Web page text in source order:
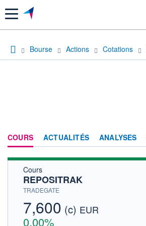
Menu
Bourse Actions Cotations
COURS ACTUALITÉS ANALYSES
Cours
REPOSITRAK
TRADEGATE
7,600 (c) EUR
0,00%